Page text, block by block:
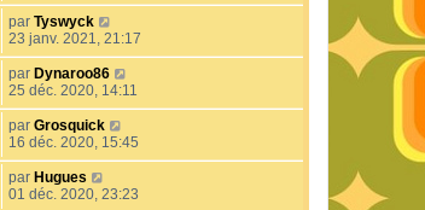
par Tyswyck
23 janv. 2021, 21:17
par Dynaroo86
25 déc. 2020, 14:11
par Grosquick
16 déc. 2020, 15:45
par Hugues
01 déc. 2020, 23:23